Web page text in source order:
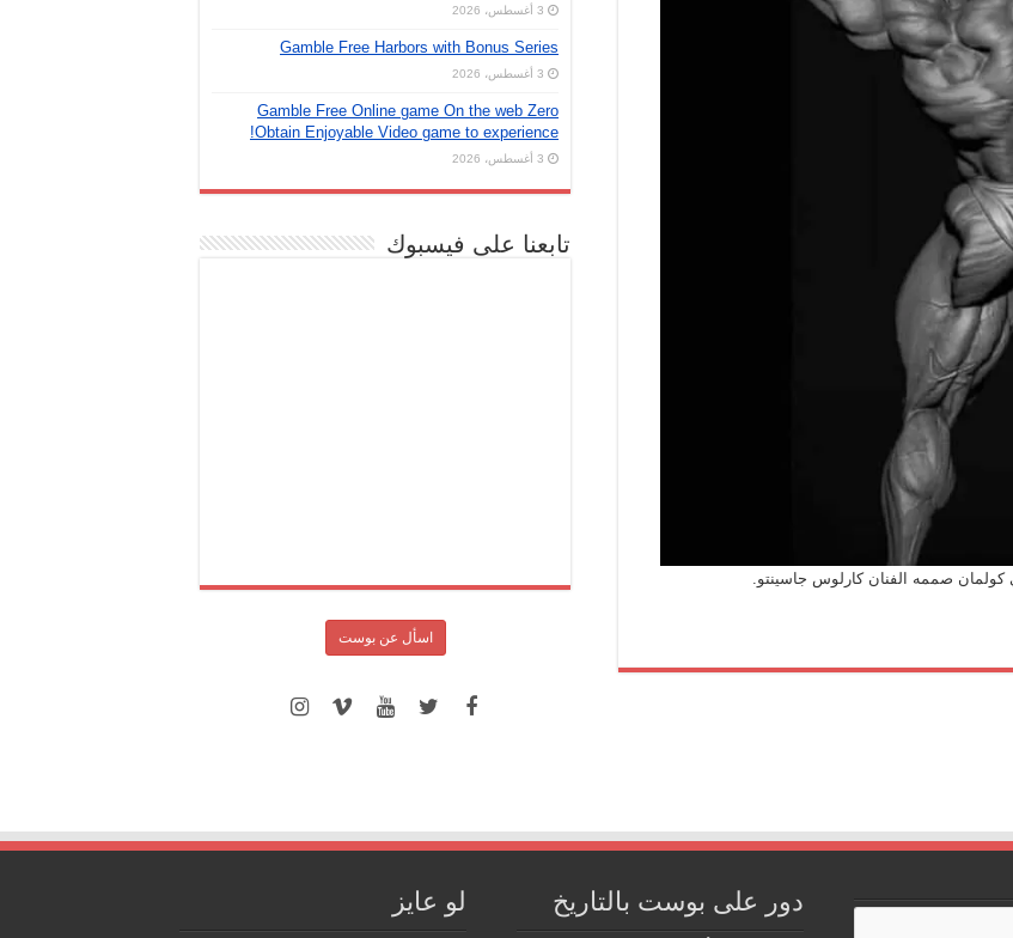
صممه الفنان كارلوس جاسينتو.
3 أغسطس، 2026
Gamble Free Harbors with Bonus Series
3 أغسطس، 2026
Gamble Free Online game On the web Zero
Obtain Enjoyable Video game to experience!
3 أغسطس، 2026
تابعنا على فيسبوك
اسأل عن بوست
دور على بوست بالتاريخ لو عايز